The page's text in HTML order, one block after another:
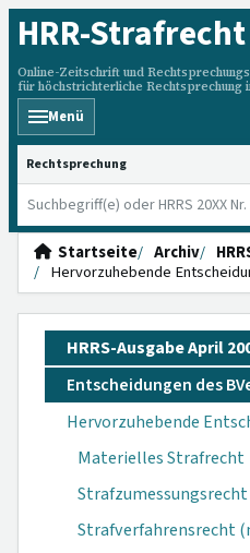
HRR-Strafrecht
Online-Zeitschrift und
für höchstrichterliche Rechtsprechung
Menü
HRRS durchsuchen
Startseite Archiv
Hervorzuhebende
HRRS-Ausgabe April
Entscheidungen des
Hervorzuhebende
Materielles Strafrecht
Strafverfahrensrecht